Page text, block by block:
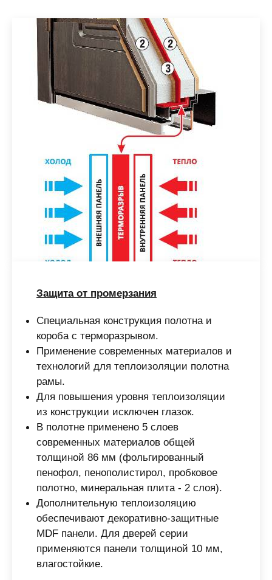
Защита от промерзания
Специальная конструкция полотна и
короба с терморазрывом.
Применение современных материалов и
технологий для теплоизоляции полотна
рамы.
Для повышения уровня теплоизоляции
из конструкции исключен глазок.
В полотне применено 5 слоев
современных материалов общей
толщиной 86 мм (фольгированный
пенофол, пенополистирол, пробковое
полотно, минеральная плита - 2 слоя).
Дополнительную теплоизоляцию
обеспечивают декоративно-защитные
MDF панели. Для дверей серии
применяются панели толщиной 10 мм,
влагостойкие.